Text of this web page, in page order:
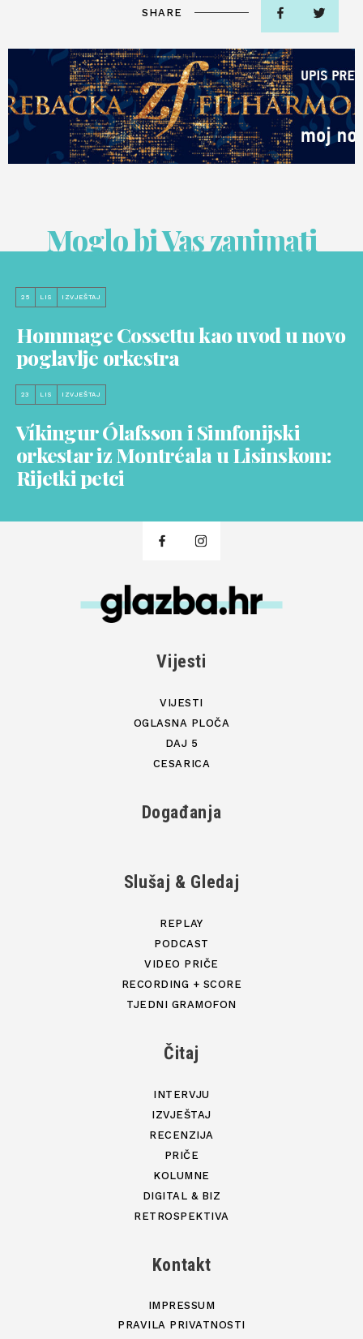
SHARE
Moglo bi Vas zanimati
25 LIS IZVJEŠTAJ
Hommage Cossettu kao uvod u novo
poglavlje orkestra
23 LIS IZVJEŠTAJ
Víkingur Ólafsson i Simfonijski
orkestar iz Montréala u Lisinskom:
Rijetki petci
Vijesti
VIJESTI
OGLASNA PLOČA
DAJ 5
CESARICA
Događanja
Slušaj & Gledaj
REPLAY
PODCAST
VIDEO PRIČE
RECORDING + SCORE
TJEDNI GRAMOFON
Čitaj
INTERVJU
IZVJEŠTAJ
RECENZIJA
PRIČE
KOLUMNE
DIGITAL & BIZ
RETROSPEKTIVA
Kontakt
IMPRESSUM
PRAVILA PRIVATNOSTI